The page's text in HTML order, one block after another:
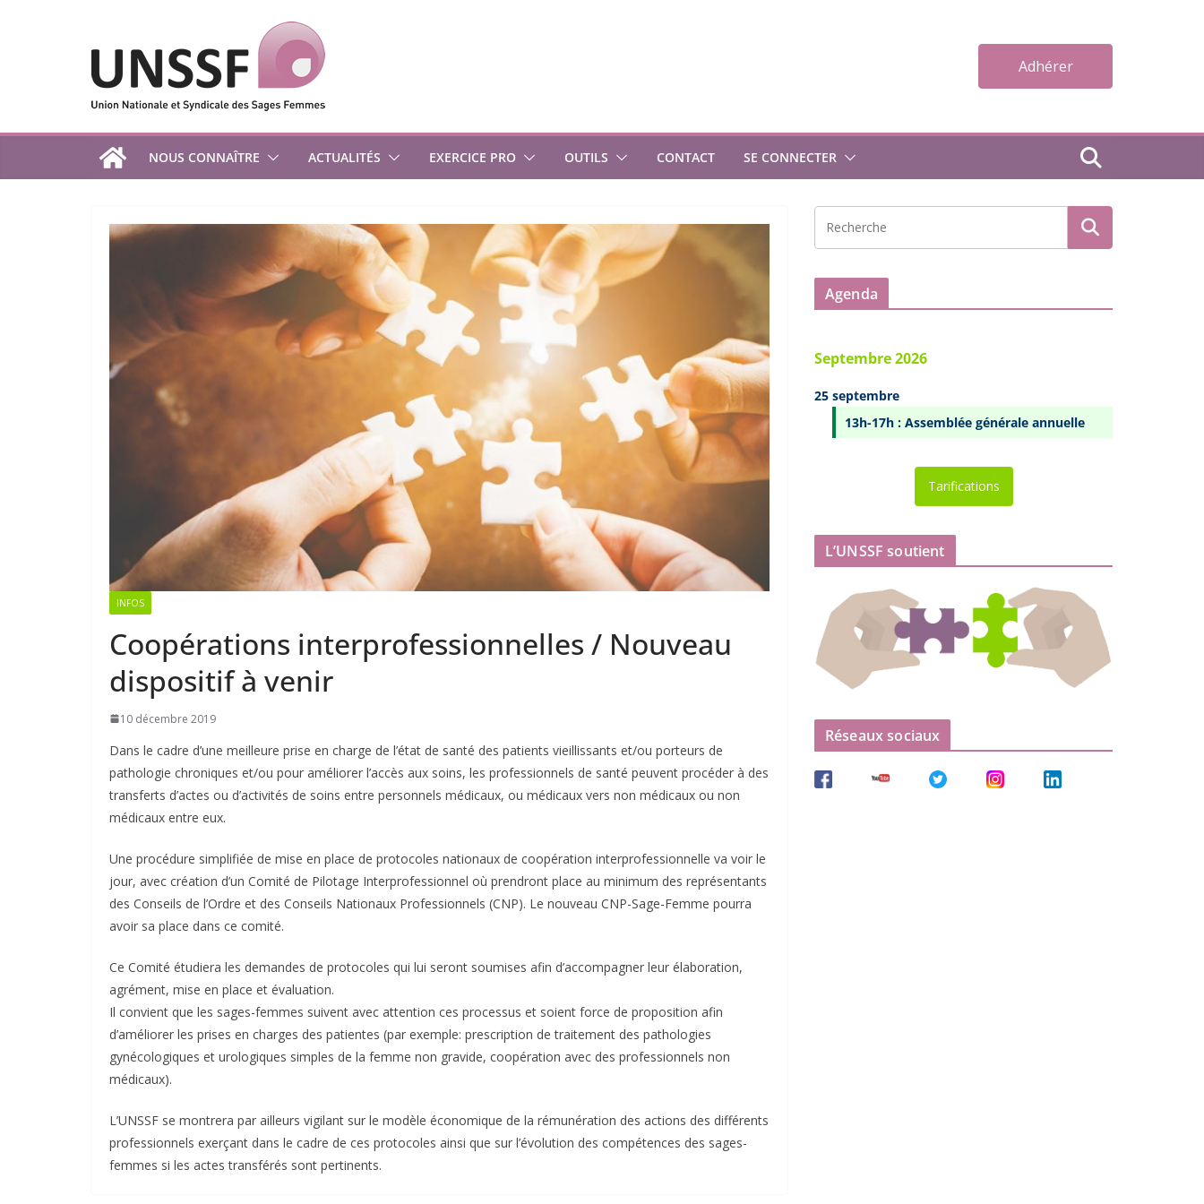
Adhérer
NOUS CONNAÎTRE ACTUALITÉS EXERCICE PRO OUTILS CONTACT SE CONNECTER
INFOS
Coopérations interprofessionnelles / Nouveau
dispositif à venir
10 décembre 2019
Dans le cadre d’une meilleure prise en charge de l’état de santé des patients vieillissants et/ou porteurs de
pathologie chroniques et/ou pour améliorer l’accès aux soins, les professionnels de santé peuvent procéder à des
transferts d’actes ou d’activités de soins entre personnels médicaux, ou médicaux vers non médicaux ou non
médicaux entre eux.
Une procédure simplifiée de mise en place de protocoles nationaux de coopération interprofessionnelle va voir le
jour, avec création d’un Comité de Pilotage Interprofessionnel où prendront place au minimum des représentants
des Conseils de l’Ordre et des Conseils Nationaux Professionnels (CNP). Le nouveau CNP-Sage-Femme pourra
avoir sa place dans ce comité.
Ce Comité étudiera les demandes de protocoles qui lui seront soumises afin d’accompagner leur élaboration,
agrément, mise en place et évaluation.
Il convient que les sages-femmes suivent avec attention ces processus et soient force de proposition afin
d’améliorer les prises en charges des patientes (par exemple: prescription de traitement des pathologies
gynécologiques et urologiques simples de la femme non gravide, coopération avec des professionnels non
médicaux).
L’UNSSF se montrera par ailleurs vigilant sur le modèle économique de la rémunération des actions des différents
professionnels exerçant dans le cadre de ces protocoles ainsi que sur l’évolution des compétences des sages-
femmes si les actes transférés sont pertinents.
Agenda
Septembre 2026
25 septembre
13h-17h : Assemblée générale annuelle
Tarifications
L’UNSSF soutient
Réseaux sociaux